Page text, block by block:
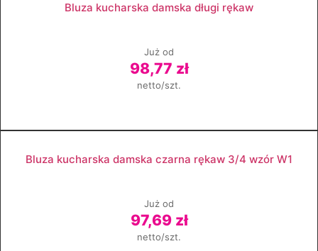
Bluza kucharska damska długi rękaw
Już od
98,77 zł
netto/szt.
Bluza kucharska damska czarna rękaw 3/4 wzór W1
Już od
97,69 zł
netto/szt.